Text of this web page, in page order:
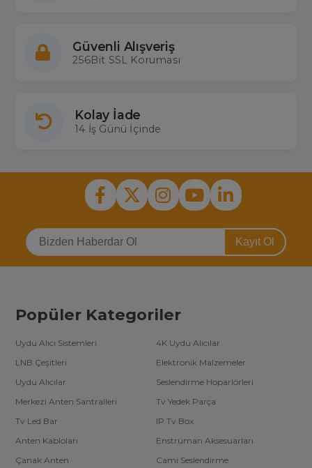
Güvenli Alışveriş
256Bit SSL Koruması
Kolay İade
14 İş Günü İçinde
Kayıt Ol
Popüler Kategoriler
Uydu Alıcı Sistemleri
4K Uydu Alıcılar
LNB Çeşitleri
Elektronik Malzemeler
Uydu Alıcılar
Seslendirme Hoparlörleri
Merkezi Anten Santralleri
Tv Yedek Parça
Tv Led Bar
IP Tv Box
Anten Kabloları
Enstrüman Aksesuarları
Çanak Anten
Cami Seslendirme